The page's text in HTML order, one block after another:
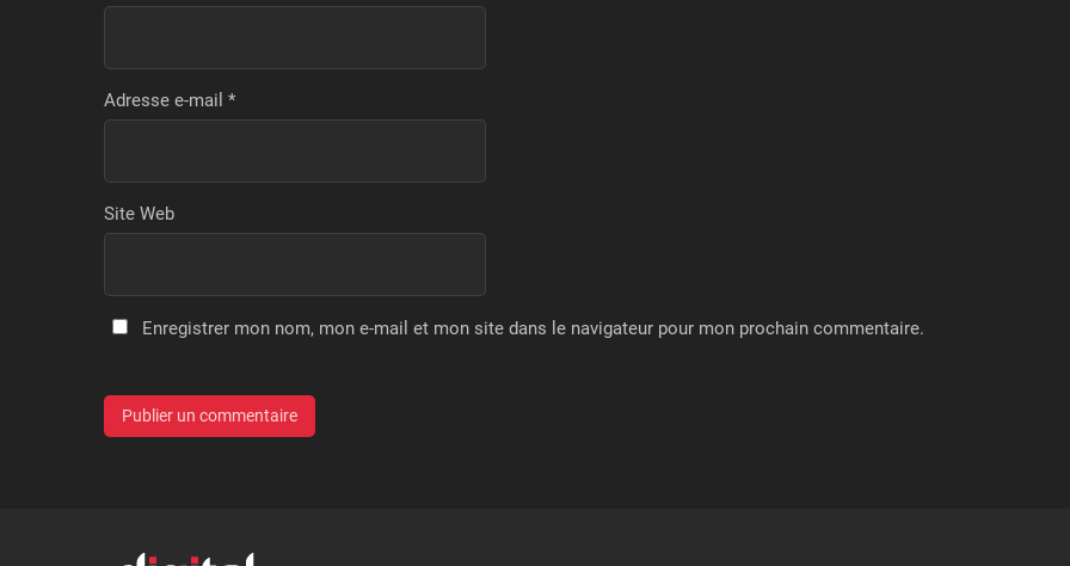
Adresse e-mail *
Site Web
Enregistrer mon nom, mon e-mail et mon site dans le navigateur pour mon prochain commentaire.